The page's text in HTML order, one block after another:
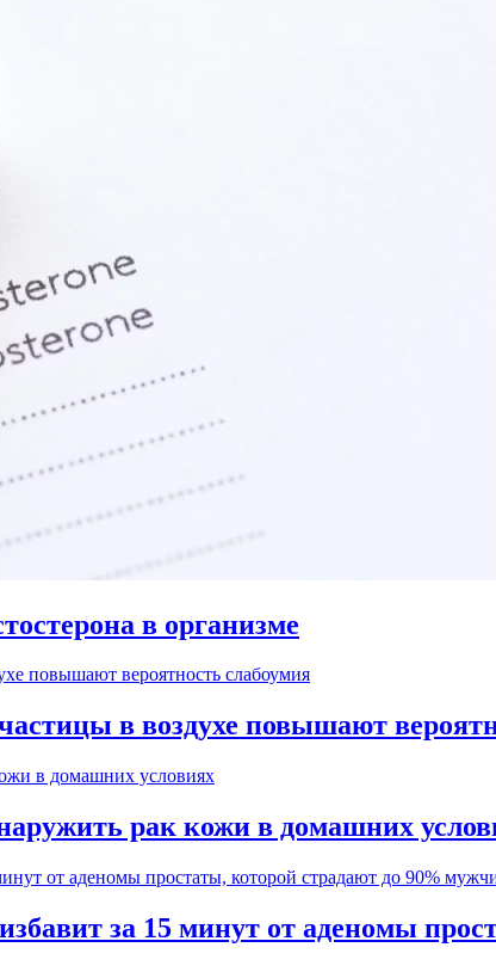
в организме
в воздухе повышают
рак кожи в домашних
за 15 минут от аденомы